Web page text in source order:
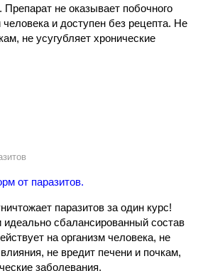
не оказывает побочного
человека и доступен без рецепта. Не
не усугубляет хронические
паразитов за один курс!
идеально сбалансированный состав
на организм человека, не
не вредит печени и почкам,
заболевания.